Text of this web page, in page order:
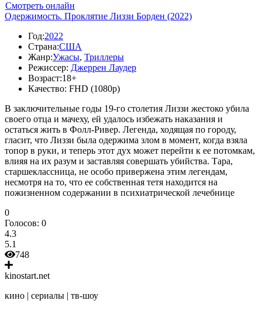
Смотреть онлайн
Одержимость. Проклятие Лиззи Борден (2022)
Год:2022
Страна:США
Жанр:Ужасы, Триллеры
Режиссер: Джеррен Лаудер
Возраст:18+
Качество: FHD (1080p)
В заключительные годы 19-го столетия Лиззи жестоко убила
своего отца и мачеху, ей удалось избежать наказания и
остаться жить в Фолл-Ривер. Легенда, ходящая по городу,
гласит, что Лиззи была одержима злом в момент, когда взяла
топор в руки, и теперь этот дух может перейти к ее потомкам,
влияя на их разум и заставляя совершать убийства. Тара,
старшеклассница, не особо привержена этим легендам,
несмотря на то, что ее собственная тетя находится на
пожизненном содержании в психиатрической лечебнице
0
Голосов: 0
4.3
5.1
748
kinostart.net
кино | сериалы | тв-шоу